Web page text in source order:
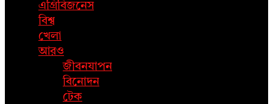
এগ্রিবিজনেস
বিশ্ব
খেলা
আরও
জীবনযাপন
বিনোদন
টেক